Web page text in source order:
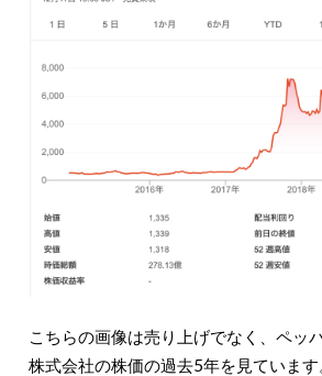
こちらの画像は売り上げでなく、ペッ
株式会社の株価の過去5年を見ています